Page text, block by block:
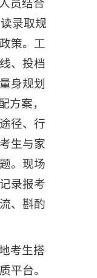
录取规
策。工
、投档
身规划
方案，
径、行
生与家
。现场
录报考
、斟酌
考生搭
平台。